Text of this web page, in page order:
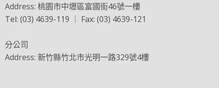
Address: 桃園市中壢區富國街46號一樓
Tel: (03) 4639-119 ｜ Fax: (03) 4639-121
分公司
Address: 新竹縣竹北市光明一路329號4樓